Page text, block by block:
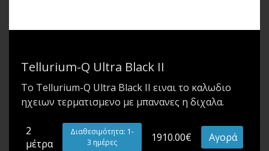
Tellurium-Q Ultra Black II
Το Tellurium-Q Ultra Black II ειναι το καλωδιο
ηχειων τερματισμενο με μπανανες η διχαλα.
2
μέτρα
Διαθεσιμότητα: 1-
3 ημέρες
1910.00€ Αγορά